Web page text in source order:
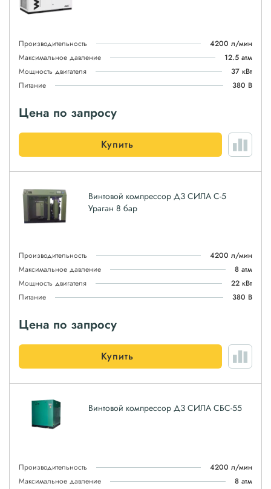
Производительность
4200 л/мин
Максимальное давление
12.5 атм
Мощность двигателя
37 кВт
Питание
380 В
Цена по запросу
Купить
Винтовой компрессор ДЗ СИЛА С-5
Ураган 8 бар
Производительность
4200 л/мин
Максимальное давление
8 атм
Мощность двигателя
22 кВт
Питание
380 В
Цена по запросу
Купить
Винтовой компрессор ДЗ СИЛА СБС-55
Производительность
4200 л/мин
Максимальное давление
8 атм